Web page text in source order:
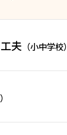
夫 （小中学校）